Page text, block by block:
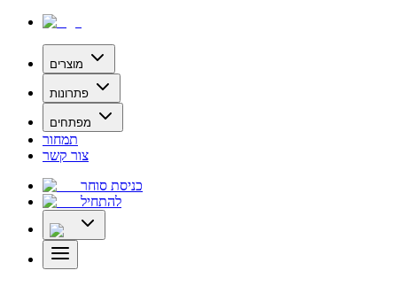
מוצרים
פתרונות
מפתחים
תמחור
צור קשר
כניסת סוחר
להתחיל